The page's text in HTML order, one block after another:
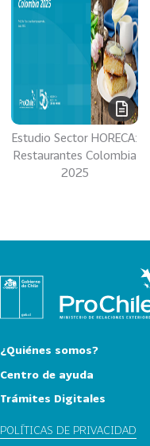
Estudio Sector HORECA:
Restaurantes Colombia
2025
¿Quiénes somos?
Centro de ayuda
Trámites Digitales
POLÍTICAS DE PRIVACIDAD